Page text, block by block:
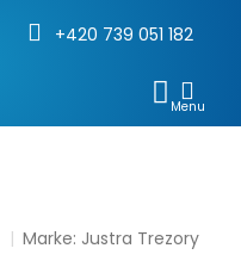
+420 739 051 182
Marke: Justra Trezory